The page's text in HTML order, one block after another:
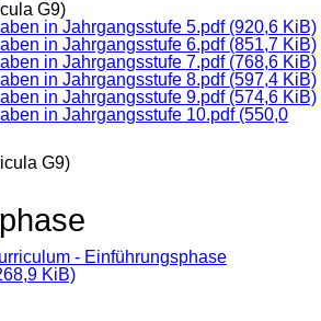
G9)
in Jahrgangsstufe 5.pdf (920,6 KiB)
in Jahrgangsstufe 6.pdf (851,7 KiB)
in Jahrgangsstufe 7.pdf (768,6 KiB)
in Jahrgangsstufe 8.pdf (597,4 KiB)
in Jahrgangsstufe 9.pdf (574,6 KiB)
in Jahrgangsstufe 10.pdf (550,0
G9)
- Einführungsphase
KiB)